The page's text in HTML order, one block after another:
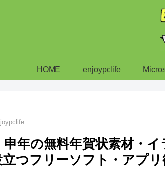
HOME enjoypclife
申年の無料年賀状素材・
つフリーソフト・アプリ